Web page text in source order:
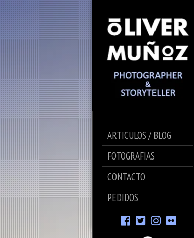
ARTICULOS / BLOG
FOTOGRAFIAS
CONTACTO
PEDIDOS